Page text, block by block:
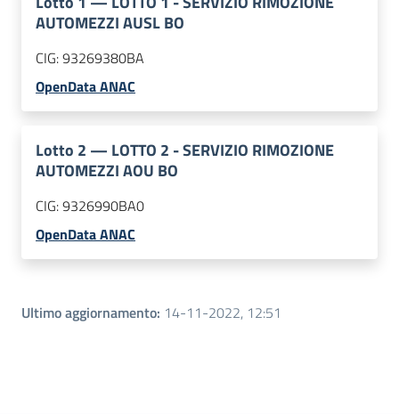
AUTOMEZZI AUSL BO
CIG:93269380BA
OpenData ANAC
Lotto 2 — LOTTO 2 - SERVIZIO RIMOZIONE
AUTOMEZZI AOU BO
CIG:9326990BA0
OpenData ANAC
Ultimo aggiornamento: 14-11-2022, 12:51